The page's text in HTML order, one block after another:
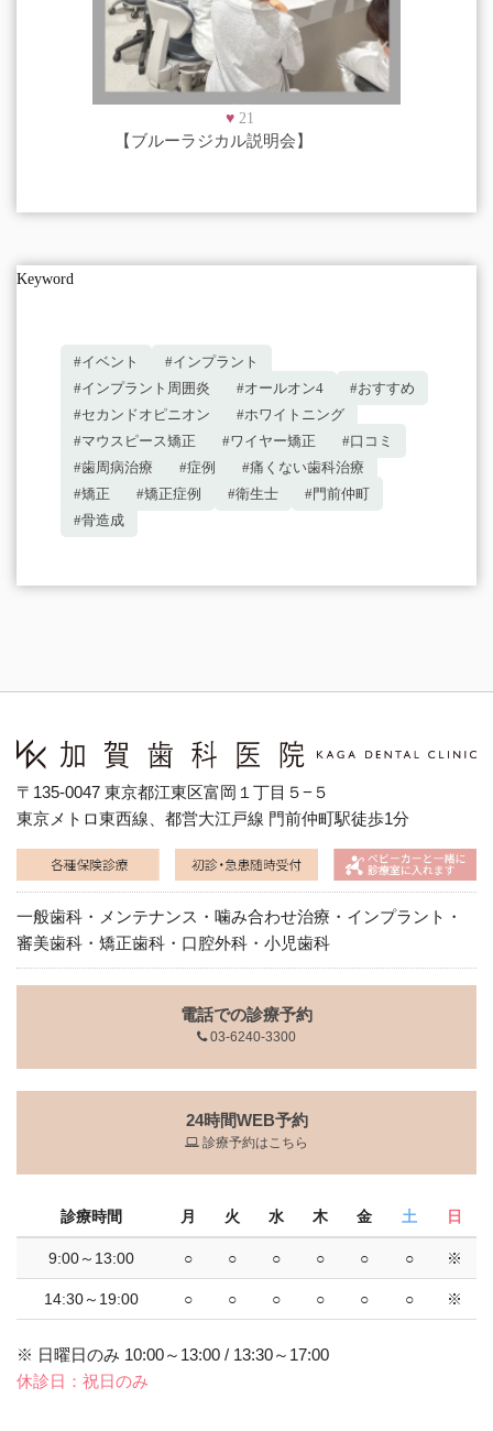
♥ 21
【ブルーラジカル説明会】
Keyword
#イベント
#インプラント
#インプラント周囲炎
#オールオン4
#おすすめ
#セカンドオピニオン
#ホワイトニング
#マウスピース矯正
#ワイヤー矯正
#口コミ
#歯周病治療
#症例
#痛くない歯科治療
#矯正
#矯正症例 #衛生士
#門前仲町
#骨造成
〒135-0047 東京都江東区富岡１丁目５−５
東京メトロ東西線、都営大江戸線 門前仲町駅徒歩1分
一般歯科・メンテナンス・噛み合わせ治療・インプラント・
審美歯科・矯正歯科・口腔外科・小児歯科
電話での診療予約
03-6240-3300
24時間WEB予約
診療予約はこちら
診療時間 月 火 水 木 金 土 日
9:00～13:00 ○ ○ ○ ○ ○ ○ ※
14:30～19:00 ○ ○ ○ ○ ○ ○ ※
※ 日曜日のみ 10:00～13:00 / 13:30～17:00
休診日：祝日のみ